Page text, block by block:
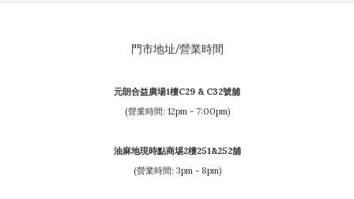
門市地址/營業時間
元朗合益廣場1樓C29 & C32號舖
(營業時間: 12pm - 7:00pm)
油麻地現時點商埸2樓251&252舖
(營業時間: 3pm - 8pm)